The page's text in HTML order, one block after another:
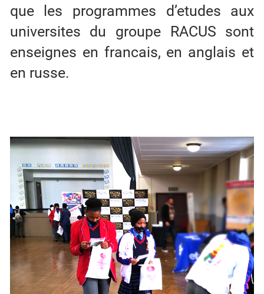
que les programmes d’etudes aux
universites du groupe RACUS sont
enseignes en francais, en anglais et
en russe.